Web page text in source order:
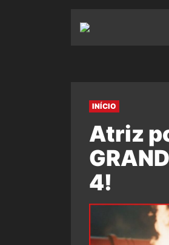
INÍCIO
Atriz
4!